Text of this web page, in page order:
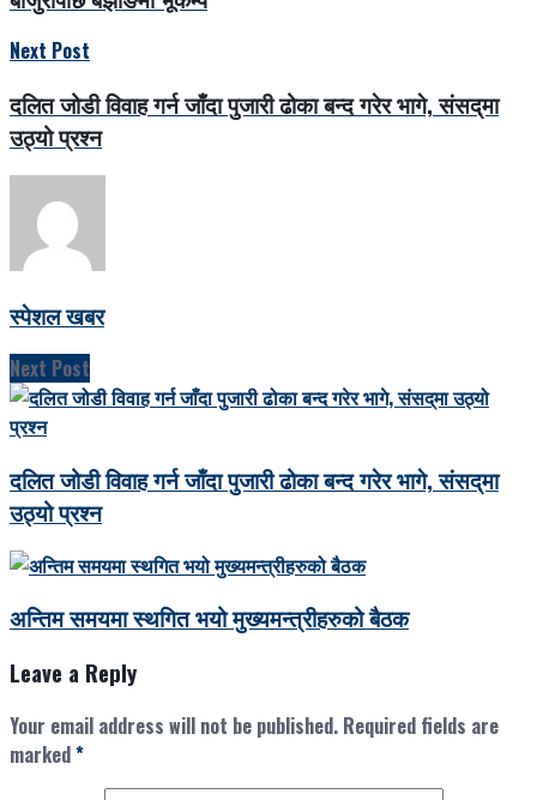
Next Post
दलित जोडी विवाह गर्न जाँदा पुजारी ढोका बन्द गरेर भागे, संसद्‌मा
उठ्यो प्रश्न
स्पेशल खबर
Next Post
दलित जोडी विवाह गर्न जाँदा पुजारी ढोका बन्द गरेर भागे, संसद्‌मा
उठ्यो प्रश्न
अन्तिम समयमा स्थगित भयो मुख्यमन्त्रीहरुको बैठक
Leave a Reply
Your email address will not be published. Required fields are
marked*